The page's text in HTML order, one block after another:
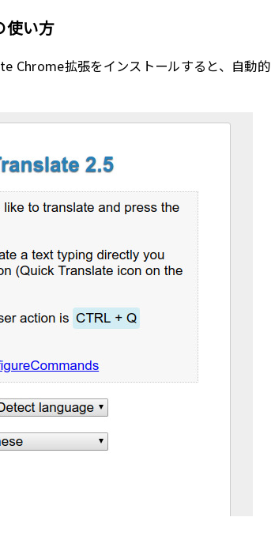
使い方
Chrome拡張をインストールすると、自動的